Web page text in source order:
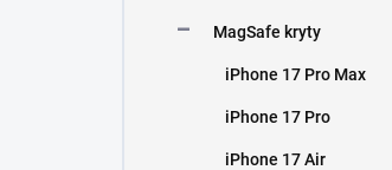
MagSafe kryty
iPhone 17 Pro Max
iPhone 17 Pro
iPhone 17 Air